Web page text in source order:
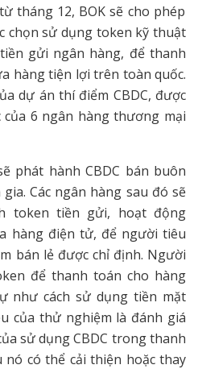
tháng 12, BOK sẽ cho phép
chọn sử dụng token kỹ thuật
gửi ngân hàng, để thanh
hàng tiện lợi trên toàn quốc.
dự án thí điểm CBDC, được
6 ngân hàng thương mại
phát hành CBDC bán buôn
Các ngân hàng sau đó sẽ
token tiền gửi, hoạt động
hàng điện tử, để người tiêu
bán lẻ được chỉ định. Người
để thanh toán cho hàng
như cách sử dụng tiền mặt
của thử nghiệm là đánh giá
sử dụng CBDC trong thanh
có thể cải thiện hoặc thay